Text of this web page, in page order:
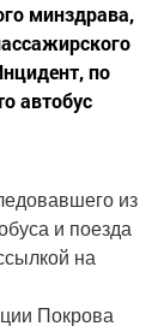
минздрава,
по
автобус
из
и поезда
на
Покрова